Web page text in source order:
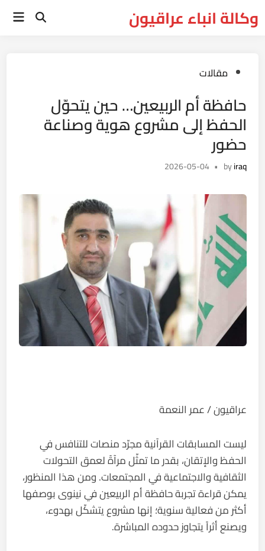
toوكالة انباء عراقيون Open
Postedمقالات
حافظة أم الربيعين… حين يتحوّل
الحفظ إلى مشروع هوية وصناعة
حضور
byiraq
•
2026-05-04
عراقيون / عمر النعمة
ليست المسابقات القرآنية مجرّد منصات للتنافس في
الحفظ والإتقان، بقدر ما تمثّل مرآةً لعمق التحولات
الثقافية والاجتماعية في المجتمعات. ومن هذا المنظور،
يمكن قراءة تجربة حافظة أم الربيعين في نينوى بوصفها
أكثر من فعالية سنوية؛ إنها مشروع يتشكّل بهدوء،
ويصنع أثراً يتجاوز حدوده المباشرة.